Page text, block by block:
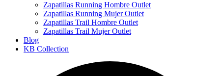
Zapatillas Running Hombre Outlet
Zapatillas Running Mujer Outlet
Zapatillas Trail Hombre Outlet
Zapatillas Trail Mujer Outlet
Blog
KB Collection